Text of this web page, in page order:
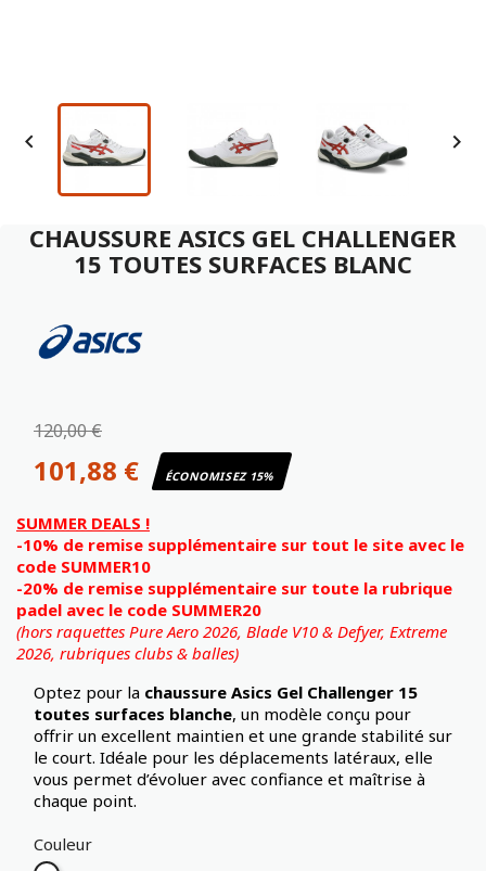
 
CHAUSSURE ASICS GEL CHALLENGER
15 TOUTES SURFACES BLANC
120,00 €
101,88 € ÉCONOMISEZ 15%
SUMMER DEALS !
-10% de remise supplémentaire sur tout le site avec le
code SUMMER10
-20% de remise supplémentaire sur toute la rubrique
padel avec le code SUMMER20
(hors raquettes Pure Aero 2026, Blade V10 & Defyer, Extreme
2026, rubriques clubs & balles)
Optez pour la chaussure Asics Gel Challenger 15
toutes surfaces blanche, un modèle conçu pour
offrir un excellent maintien et une grande stabilité sur
le court. Idéale pour les déplacements latéraux, elle
vous permet d’évoluer avec confiance et maîtrise à
chaque point.
Couleur